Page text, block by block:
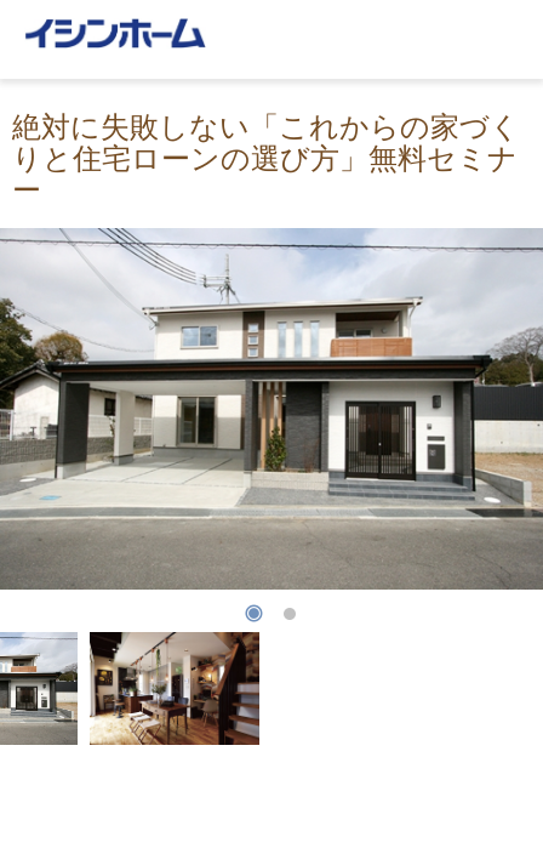
絶対に失敗しない「これからの家づく
りと住宅ローンの選び方」無料セミナ
ー